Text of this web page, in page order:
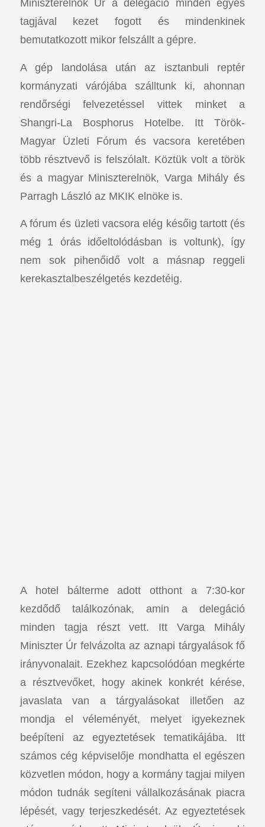
Miniszterelnök Úr a delegáció minden egyes
tagjával kezet fogott és mindenkinek
bemutatkozott mikor felszállt a gépre.
A gép landolása után az isztanbuli reptér
kormányzati várójába szálltunk ki, ahonnan
rendőrségi felvezetéssel vittek minket a
Shangri-La Bosphorus Hotelbe. Itt Török-
Magyar Üzleti Fórum és vacsora keretében
több résztvevő is felszólalt. Köztük volt a török
és a magyar Miniszterelnök, Varga Mihály és
Parragh László az MKIK elnöke is.
A fórum és üzleti vacsora elég későig tartott (és
még 1 órás időeltolódásban is voltunk), így
nem sok pihenőidő volt a másnap reggeli
kerekasztalbeszélgetés kezdetéig.
A hotel bálterme adott otthont a 7:30-kor
kezdődő találkozónak, amin a delegáció
minden tagja részt vett. Itt Varga Mihály
Miniszter Úr felvázolta az aznapi tárgyalások fő
irányvonalait. Ezekhez kapcsolódóan megkérte
a résztvevőket, hogy akinek konkrét kérése,
javaslata van a tárgyalásokat illetően az
mondja el véleményét, melyet igyekeznek
beépíteni az egyeztetések tematikájába. Itt
számos cég képviselője mondhatta el egészen
közvetlen módon, hogy a kormány tagjai milyen
módon tudnák segíteni vállalkozásának piacra
lépését, vagy terjeszkedését. Az egyeztetések